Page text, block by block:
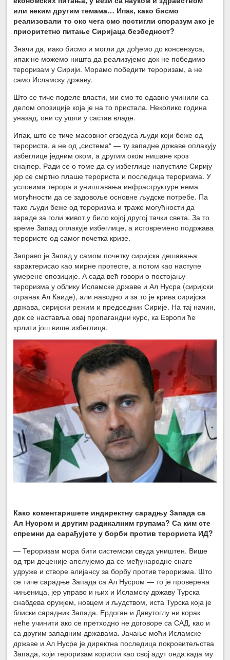
или неким другим темама… Ипак, како бисмо
реализовали то око чега смо постигли споразум ако је
приоритетно питање Сиријаца безбедност?
Значи да, иако бисмо и могли да дођемо до консензуса,
ипак не можемо ништа да реализујемо док не победимо
тероризам у Сирији. Морамо победити тероризам, а не
само Исламску државу.
Што се тиче поделе власти, ми смо то одавно учинили са
делом опозиције која је на то пристала. Неколико година
уназад, они су ушли у састав владе.
Ипак, што се тиче масовног егзодуса људи који беже од
терориста, а не од „система“ — ту западне државе оплакују
избеглице једним оком, а другим оком нишане кроз
снајпер. Ради се о томе да су избеглице напустиле Сирију
јер се смртно плаше терориста и последица тероризма. У
условима терора и уништавања инфраструктуре нема
могућности да се задовоље основне људске потребе. Па
тако људи беже од тероризма и траже могућности да
зараде за голи живот у било којој другој тачки света. За то
време Запад оплакује избеглице, а истовремено подржава
терористе од самог почетка кризе.
Заправо је Запад у самом почетку сиријска дешавања
карактерисао као мирне протесте, а потом као наступе
умерене опозиције. А сада већ говори о постојању
тероризма у облику Исламске државе и Ал Нусра (сиријски
огранак Ал Каиде), али наводно и за то је крива сиријска
држава, сиријски режим и председник Сирије. На тај начин,
док се наставља овај пропагандни курс, ка Европи ће
хрлити још више избеглица.
Како коментаришете индиректну сарадњу Запада са
Ал Нусром и другим радикалним групама? Са ким сте
спремни да сарађујете у борби против терориста ИД?
— Тероризам мора бити системски свуда уништен. Више
од три деценије апелујемо да се међународне снаге
удруже и створе алијансу за борбу против тероризма. Што
се тиче сарадње Запада са Ал Нусром — то је проверена
чињеница, јер управо и њих и Исламску државу Турска
снабдева оружјем, новцем и људством, иста Турска која је
блиски сарадник Запада. Ердоган и Давутоглу ни корак
неће учинити ако се претходно не договоре са САД, као и
са другим западним државама. Јачање моћи Исламске
државе и Ал Нусре је директна последица покровитељства
Запада, који тероризам користи као свој адут онда када му